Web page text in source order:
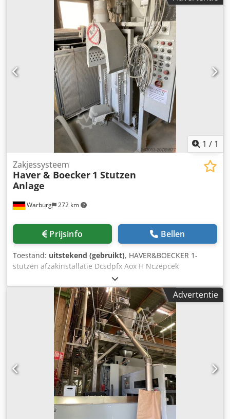
Ondersteunde zaktypes: ongebluste kalk, gehydrateerde
kalk, cement, gips
1 / 1
Warburg 272 km
Zakjessysteem
Haver & Boecker 1 Stutzen
Anlage
Prijsinfo Bellen
Toestand: uitstekend (gebruikt), HAVER&BOECKER 1-
stutzen afzakinstallatie Dcsdpfx Aox H Nczepcek
Advertentie